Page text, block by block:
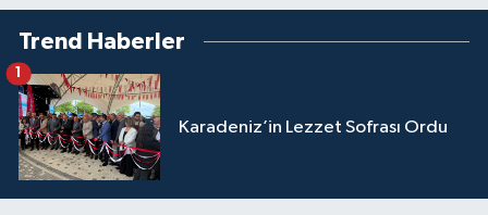
Trend Haberler
Karadeniz’in Lezzet Sofrası Ordu